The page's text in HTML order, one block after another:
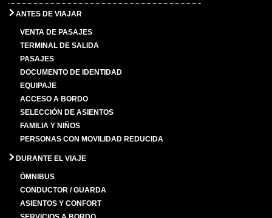
ANTES DE VIAJAR
VENTA DE PASAJES
TERMINAL DE SALIDA
PASAJES
DOCUMENTO DE IDENTIDAD
EQUIPAJE
ACCESO A BORDO
SELECCIÓN DE ASIENTOS
FAMILIA Y NIÑOS
PERSONAS CON MOVILIDAD REDUCIDA
DURANTE EL VIAJE
ÓMNIBUS
CONDUCTOR / GUARDA
ASIENTOS Y CONFORT